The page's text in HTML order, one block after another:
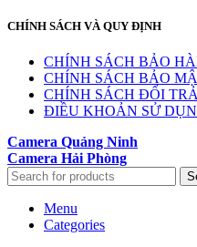
CHÍNH SÁCH VÀ QUY ĐỊNH
CHÍNH SÁCH BẢO
CHÍNH SÁCH BẢO
CHÍNH SÁCH ĐỔI
ĐIỀU KHOẢN SỬ
Camera Quảng Ninh
Camera Hải Phòng
Menu
Categories